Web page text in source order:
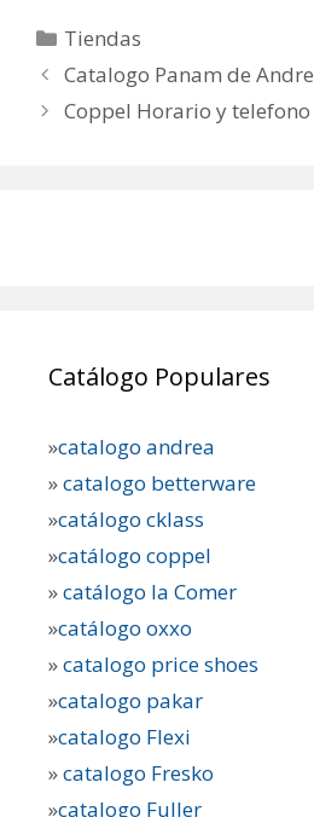
Categorías
Tiendas
Catalogo Panam de
Coppel Horario y
Catálogo Populares
»catalogo andrea
»catalogo betterware
»catálogo cklass
»catálogo coppel
»catálogo la Comer
»catálogo oxxo
»catalogo price shoes
»catalogo pakar
»catalogo Flexi
»catalogo Fresko
»catalogo Fuller